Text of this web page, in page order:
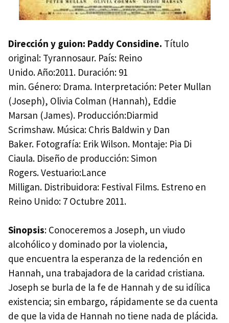
Dirección y guion: Paddy Considine. Título
original: Tyrannosaur. País: Reino
Unido. Año:2011. Duración: 91
min. Género: Drama. Interpretación: Peter Mullan
(Joseph), Olivia Colman (Hannah), Eddie
Marsan (James). Producción:Diarmid
Scrimshaw. Música: Chris Baldwin y Dan
Baker. Fotografía: Erik Wilson. Montaje: Pia Di
Ciaula. Diseño de producción: Simon
Rogers. Vestuario:Lance
Milligan. Distribuidora: Festival Films. Estreno en
Reino Unido: 7 Octubre 2011.
Sinopsis: Conoceremos a Joseph, un viudo
alcohólico y dominado por la violencia,
que encuentra la esperanza de la redención en
Hannah, una trabajadora de la caridad cristiana.
Joseph se burla de la fe de Hannah y de su idílica
existencia; sin embargo, rápidamente se da cuenta
de que la vida de Hannah no tiene nada de plácida.